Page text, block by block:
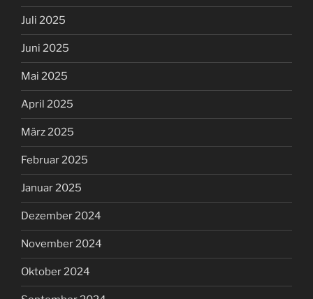
Juli 2025
Juni 2025
Mai 2025
April 2025
März 2025
Februar 2025
Januar 2025
Dezember 2024
November 2024
Oktober 2024